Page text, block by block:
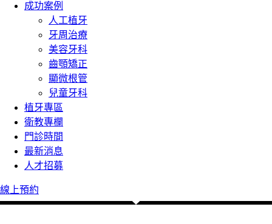
成功案例
人工植牙
牙周治療
美容牙科
齒顎矯正
顯微根管
兒童牙科
植牙專區
衛教專欄
門診時間
最新消息
人才招募
線上預約